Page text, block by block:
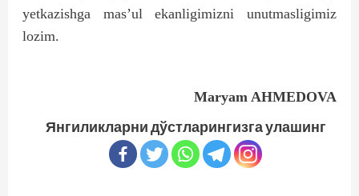
yetkazishga mas’ul ekanligimizni unutmasligimiz
lozim.
Maryam AHMEDOVA
Янгиликларни дўстларингизга улашинг